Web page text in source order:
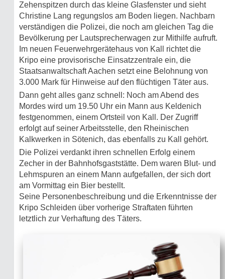
Zehenspitzen durch das kleine Glasfenster und sieht
Christine Lang regungslos am Boden liegen. Nachbarn
verständigen die Polizei, die noch am gleichen Tag die
Bevölkerung per Lautsprecherwagen zur Mithilfe aufruft.
Im neuen Feuerwehrgerätehaus von Kall richtet die
Kripo eine provisorische Einsatzzentrale ein, die
Staatsanwaltschaft Aachen setzt eine Belohnung von
3.000 Mark für Hinweise auf den flüchtigen Täter aus.
Dann geht alles ganz schnell: Noch am Abend des
Mordes wird um 19.50 Uhr ein Mann aus Keldenich
festgenommen, einem Ortsteil von Kall. Der Zugriff
erfolgt auf seiner Arbeitsstelle, den Rheinischen
Kalkwerken in Sötenich, das ebenfalls zu Kall gehört.
Die Polizei verdankt ihren schnellen Erfolg einem
Zecher in der Bahnhofsgaststätte. Dem waren Blut- und
Lehmspuren an einem Mann aufgefallen, der sich dort
am Vormittag ein Bier bestellt.
Seine Personenbeschreibung und die Erkenntnisse der
Kripo Schleiden über vorherige Straftaten führten
letztlich zur Verhaftung des Täters.